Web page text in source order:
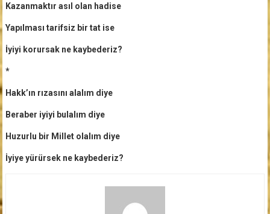
Kazanmaktır asıl olan hadise
Yapılması tarifsiz bir tat ise
İyiyi korursak ne kaybederiz?
*
Hakk’ın rızasını alalım diye
Beraber iyiyi bulalım diye
Huzurlu bir Millet olalım diye
İyiye yürürsek ne kaybederiz?